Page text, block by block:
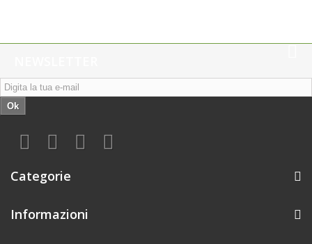
Ok
Categorie
Informazioni